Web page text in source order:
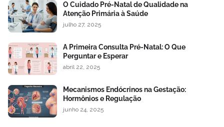
O Cuidado Pré-Natal de Qualidade na
Atenção Primária à Saúde
julho 27, 2025
A Primeira Consulta Pré-Natal: O Que
Perguntar e Esperar
abril 22, 2025
Mecanismos Endócrinos na Gestação:
Hormônios e Regulação
junho 24, 2025